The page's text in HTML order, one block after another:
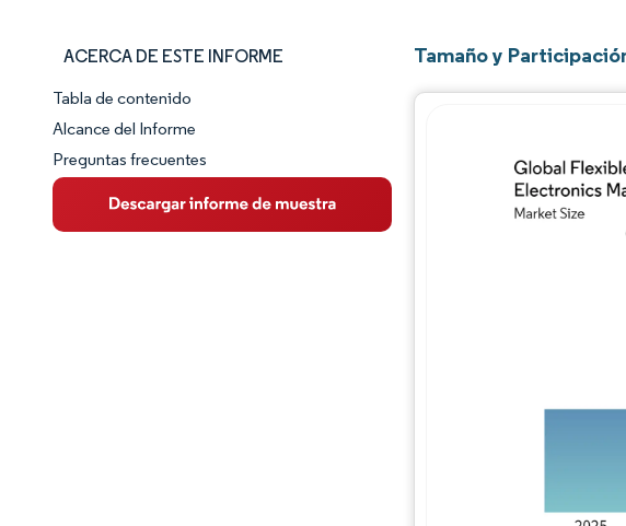
ACERCA DE ESTE INFORME
Panorama del Mercado
Visión General del Mercado
Tendencias Principales del Mercado
Tabla de contenido
Alcance del Informe
Preguntas frecuentes
Tamaño y